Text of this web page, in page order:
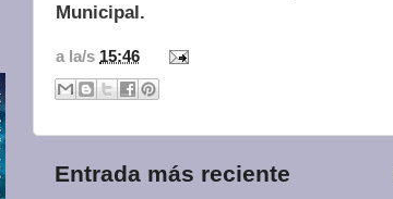
Municipal.
a la/s 15:46
Entrada más reciente